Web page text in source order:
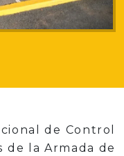
de Control
de la Armada de